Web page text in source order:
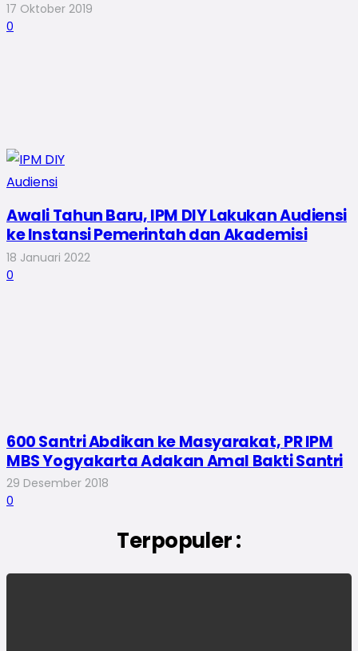
17 Oktober 2019
0
Awali Tahun Baru, IPM DIY Lakukan Audiensi
ke Instansi Pemerintah dan Akademisi
18 Januari 2022
0
600 Santri Abdikan ke Masyarakat, PR IPM
MBS Yogyakarta Adakan Amal Bakti Santri
29 Desember 2018
0
Terpopuler :